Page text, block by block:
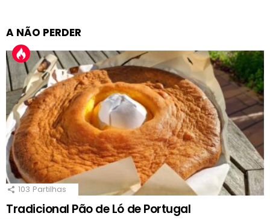
A NÃO PERDER
103 Partilhas
Tradicional Pão de Ló de Portugal